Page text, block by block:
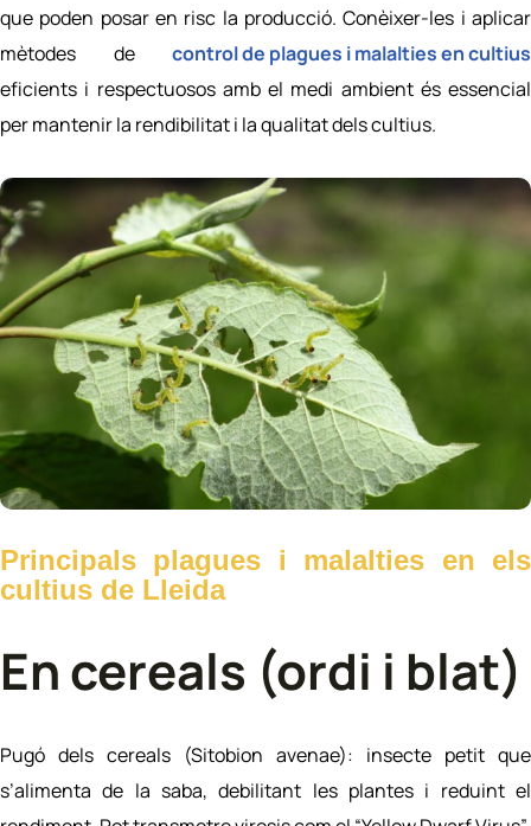
que poden posar en risc la producció. Conèixer-les i aplicar
mètodes de control de plagues i malalties en cultius
eficients i respectuosos amb el medi ambient és essencial
per mantenir la rendibilitat i la qualitat dels cultius.
Principals plagues i malalties en els
cultius de Lleida
En cereals (ordi i blat)
Pugó dels cereals (Sitobion avenae): insecte petit que
s’alimenta de la saba, debilitant les plantes i reduint el